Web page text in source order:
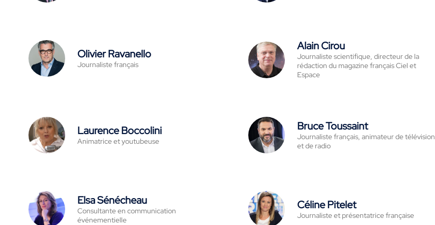
Olivier Ravanello
Journaliste français
Alain Cirou
Journaliste scientifique, directeur de la
rédaction du magazine français Ciel et
Espace
Laurence Boccolini
Animatrice et youtubeuse
Bruce Toussaint
Journaliste français, animateur de télévision
et de radio
Elsa Sénécheau
Consultante en communication
événementielle
Céline Pitelet
Journaliste et présentatrice française